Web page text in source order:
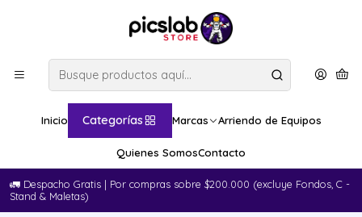
Inicio Categorías Marcas Arriendo de Equipos
Quienes SomosContacto
🚛​ Despacho Gratis | Por compras sobre $200.000 (excluye Fondos, C -
Stand & Maletas)